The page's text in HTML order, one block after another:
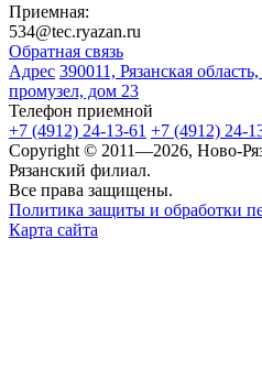
Приемная:
534@tec.ryazan.ru
Обратная связь
Адрес 390011, Рязанская
промузел, дом 23
Телефон приемной
+7 (4912) 24-13-61 +7 (4912) 24-
Copyright © 2011—2026, Ново-
Рязанский филиал.
Все права защищены.
Политика защиты и обработки
Карта сайта